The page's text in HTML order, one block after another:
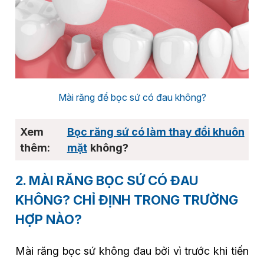
Mài răng để bọc sứ có đau không?
Bọc răng sứ có làm thay đổi khuôn
mặt không?
2. MÀI RĂNG BỌC SỨ CÓ ĐAU
KHÔNG? CHỈ ĐỊNH TRONG TRƯỜNG
HỢP NÀO?
Mài răng bọc sứ không đau bởi vì trước khi tiến